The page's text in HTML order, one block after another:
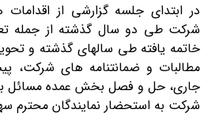
در ابتدای جلسه گزارشی از
شرکت طی دو سال گذشته از جمله
خاتمه یافته طی سالهای گذشته و
مطالبات و ضمانتنامه های شرکت،
جاری، حل و فصل بخش عمده مسائل
شرکت به استحضار نمایندگان محترم